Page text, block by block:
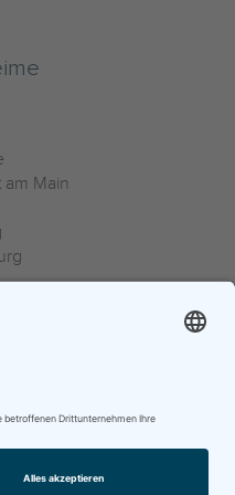
Main
0800 800 666 0